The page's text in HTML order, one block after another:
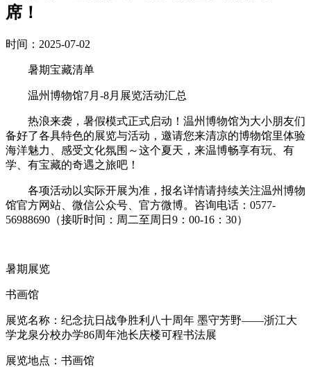
席！
时间：2025-07-02
暑期宝藏清单
温州博物馆7月-8月展览活动汇总
热浪来袭，暑假模式正式启动！温州博物馆为大小朋友们
备好了各具特色的展览与活动，邀请您来清凉的博物馆里体验
海洋魅力、感受文化氛围～这个夏天，来温博畅享有玩、有
学、有宝藏的奇遇之旅吧！
各项活动以实际开展为准，报名详情请持续关注温州博物
馆官方网站、微信公众号、官方微博。咨询电话：0577-
56988690（接听时间：周二至周日9：00-16：30）
暑期展览
书画馆
展览名称：纪念抗日战争胜利八十周年 墨守芳野——浙江大
学龙泉分校办学86周年池长庆楼可程书法展
展览地点：书画馆